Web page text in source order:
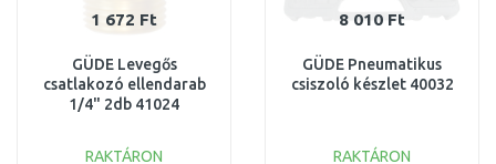
1 672 Ft
GÜDE Levegős
csatlakozó ellendarab
1/4" 2db 41024
RAKTÁRON
8 010 Ft
GÜDE Pneumatikus
csiszoló készlet 40032
RAKTÁRON